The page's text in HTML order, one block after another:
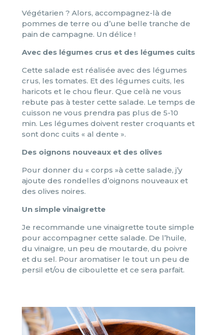
Végétarien ? Alors, accompagnez-là de
pommes de terre ou d’une belle tranche de
pain de campagne. Un délice !
Avec des légumes crus et des légumes cuits
Cette salade est réalisée avec des légumes
crus, les tomates. Et des légumes cuits, les
haricots et le chou fleur. Que celà ne vous
rebute pas à tester cette salade. Le temps de
cuisson ne vous prendra pas plus de 5-10
min. Les légumes doivent rester croquants et
sont donc cuits « al dente ».
Des oignons nouveaux et des olives
Pour donner du « corps »à cette salade, j’y
ajoute des rondelles d’oignons nouveaux et
des olives noires.
Un simple vinaigrette
Je recommande une vinaigrette toute simple
pour accompagner cette salade. De l’huile,
du vinaigre, un peu de moutarde, du poivre
et du sel. Pour aromatiser le tout un peu de
persil et/ou de ciboulette et ce sera parfait.